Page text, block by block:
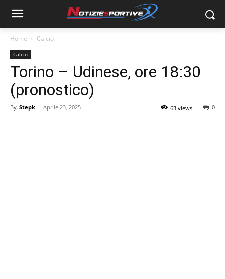
Home Calcio
Calcio
Torino – Udinese, ore 18:30
(pronostico)
By Stepk - Aprile 23, 2025 0
63 views